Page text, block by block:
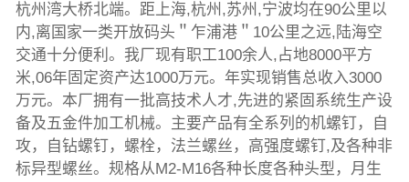
杭州湾大桥北端。距上海,杭州,苏州,宁波均在90公里以
内,离国家一类开放码头＂乍浦港＂10公里之远,陆海空
交通十分便利。我厂现有职工100余人,占地8000平方
米,06年固定资产达1000万元。年实现销售总收入3000
万元。本厂拥有一批高技术人才,先进的紧固系统生产设
备及五金件加工机械。主要产品有全系列的机螺钉，自
攻，自钻螺钉，螺栓，法兰螺丝，高强度螺钉,及各种非
标异型螺丝。规格从M2-M16各种长度各种头型，月生